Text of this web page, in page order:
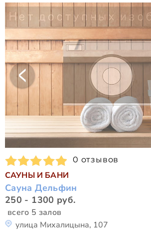
0 отзывов
САУНЫ И БАНИ
Сауна Дельфин
250 - 1300 руб.
всего 5 залов
улица Михалицына, 107